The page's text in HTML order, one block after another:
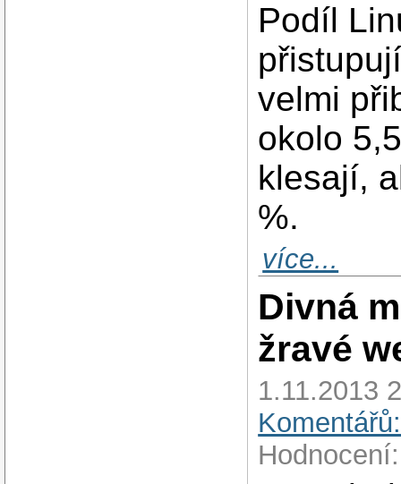
Podíl
velmi
okolo
klesají,
%.
více...
Divná
žravé
1.11.2013